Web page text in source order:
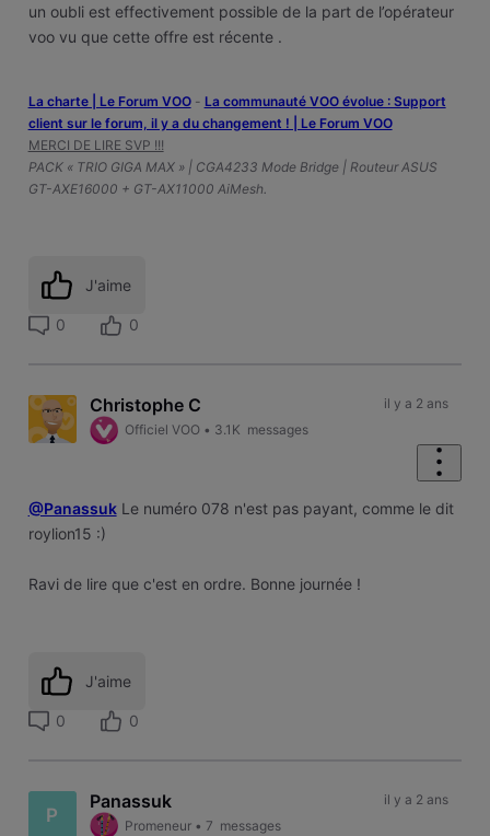
un oubli est effectivement possible de la part de l’opérateur
voo vu que cette offre est récente .
La charte | Le Forum VOO- ‎La communauté VOO évolue : Support
client sur le forum, il y a du changement ! | Le Forum VOO
MERCI DE LIRE SVP !!!
PACK « TRIO GIGA MAX » | CGA4233 Mode Bridge | Routeur ASUS
GT-AXE16000 + GT-AX11000 AiMesh.
J'aime
0 0
Christophe C
Officiel VOO • 3.1K messages
il y a 2 ans
@PanassukLe numéro 078 n'est pas payant, comme le dit
roylion15 :)
Ravi de lire que c'est en ordre. Bonne journée !
J'aime
0 0
P
Panassuk
Promeneur • 7 messages
il y a 2 ans